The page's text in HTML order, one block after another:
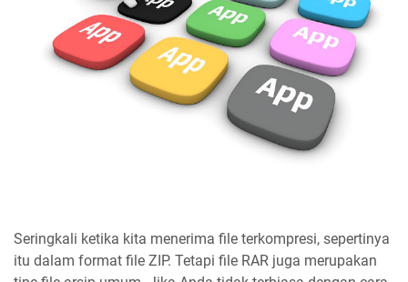
Seringkali ketika kita menerima file terkompresi, sepertinya
itu dalam format file ZIP. Tetapi file RAR juga merupakan